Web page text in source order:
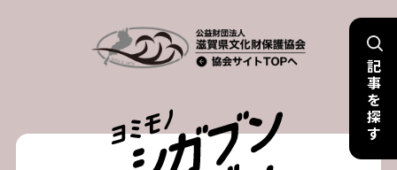
記
事
を
探
す